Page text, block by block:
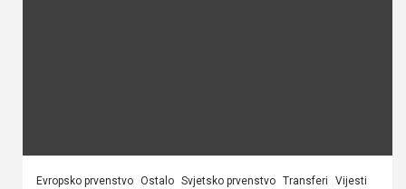
Evropsko prvenstvo Ostalo Svjetsko prvenstvo Transferi Vijesti